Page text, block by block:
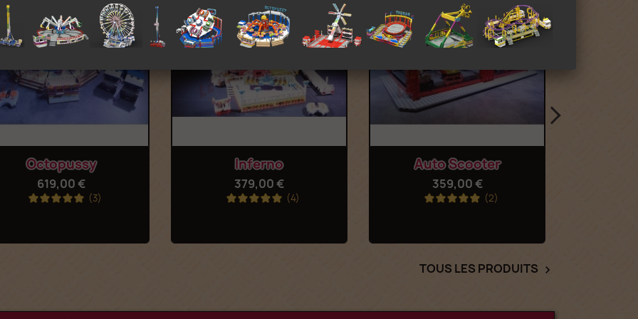
Aperçu rapide
Octopussy
619,00 €
(3)
Aperçu rapide
Inferno
379,00 €
(4)
Aperçu rapide
Auto Scooter
359,00 €
(2)
TOUS LES PRODUITS 